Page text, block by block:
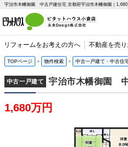
リフォームをお考えの方へ 不動産を売
TOPページ 物件検索 中古一戸建て・中古住
中古一戸建て 宇治市木幡御園
1,680万円